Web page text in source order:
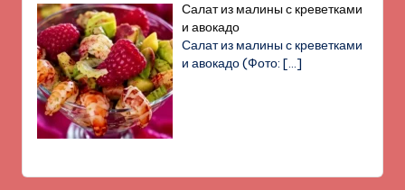
Салат из малины с креветками
и авокадо
Салат из малины с креветками
и авокадо (Фото:[…]